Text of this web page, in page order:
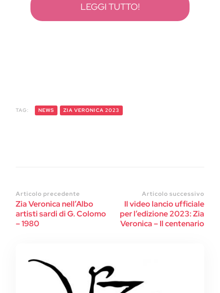
LEGGI TUTTO!
TAG: NEWS ZIA VERONICA 2023
Articolo precedente
Zia Veronica nell’Albo
artisti sardi di G. Colomo
– 1980
Articolo successivo
Il video lancio ufficiale
per l’edizione 2023: Zia
Veronica – Il centenario